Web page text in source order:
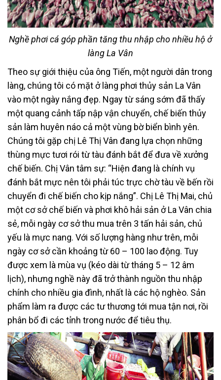
Nghề phơi cá góp phần tăng thu nhập cho nhiều hộ ở
làng La Vân
Theo sự giới thiệu của ông Tiến, một người dân trong
làng, chúng tôi có mặt ở làng phơi thủy sản La Vân
vào một ngày nắng đẹp. Ngay từ sáng sớm đã thấy
một quang cảnh tấp nập vận chuyển, chế biến thủy
sản làm huyên náo cả một vùng bờ biển bình yên.
Chúng tôi gặp chị Lê Thị Vân đang lựa chọn những
thùng mực tươi rói từ tàu đánh bắt để đưa về xưởng
chế biến. Chị Vân tâm sự: “Hiện đang là chính vụ
đánh bắt mực nên tôi phải túc trực chờ tàu về bến rồi
chuyển đi chế biến cho kịp nắng”. Chị Lê Thị Mai, chủ
một cơ sở chế biến và phơi khô hải sản ở La Vân chia
sẻ, mỗi ngày cơ sở thu mua trên 3 tấn hải sản, chủ
yếu là mực nang. Với số lượng hàng như trên, mỗi
ngày cơ sở cần khoảng từ 60 – 100 lao động. Tuy
được xem là mùa vụ (kéo dài từ tháng 5 – 12 âm
lịch), nhưng nghề này đã trở thành nguồn thu nhập
chính cho nhiều gia đình, nhất là các hộ nghèo. Sản
phẩm làm ra được các tư thương tới mua tận nơi, rồi
phân bổ đi các tỉnh trong nước để tiêu thụ.